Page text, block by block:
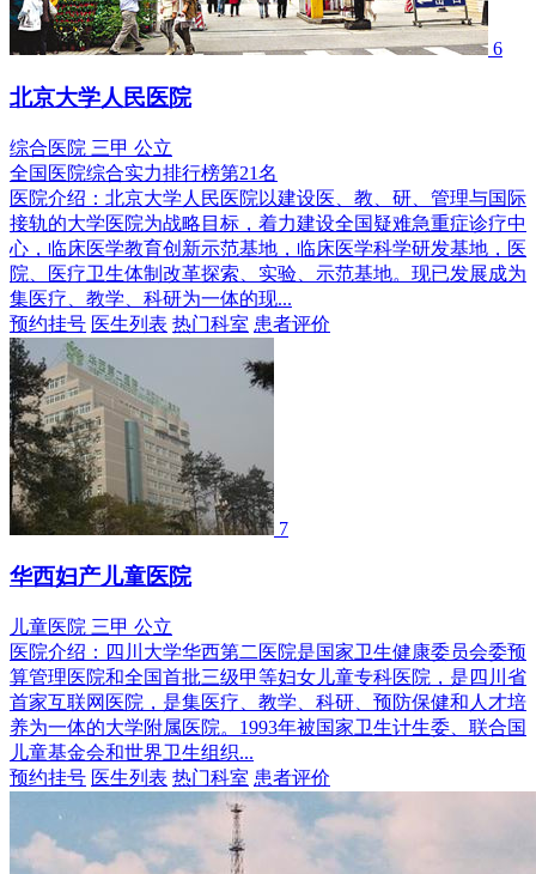
6
北京大学人民医院
综合医院 三甲 公立
全国医院综合实力排行榜第21名
医院介绍： 北京大学人民医院以建设医、教、研、管理与国际
接轨的大学医院为战略目标，着力建设全国疑难急重症诊疗中
心，临床医学教育创新示范基地，临床医学科学研发基地，医
院、医疗卫生体制改革探索、实验、示范基地。现已发展成为
集医疗、教学、科研为一体的现...
预约挂号 医生列表 热门科室 患者评价
7
华西妇产儿童医院
儿童医院 三甲 公立
医院介绍： 四川大学华西第二医院是国家卫生健康委员会委预
算管理医院和全国首批三级甲等妇女儿童专科医院，是四川省
首家互联网医院，是集医疗、教学、科研、预防保健和人才培
养为一体的大学附属医院。1993年被国家卫生计生委、联合国
儿童基金会和世界卫生组织...
预约挂号 医生列表 热门科室 患者评价